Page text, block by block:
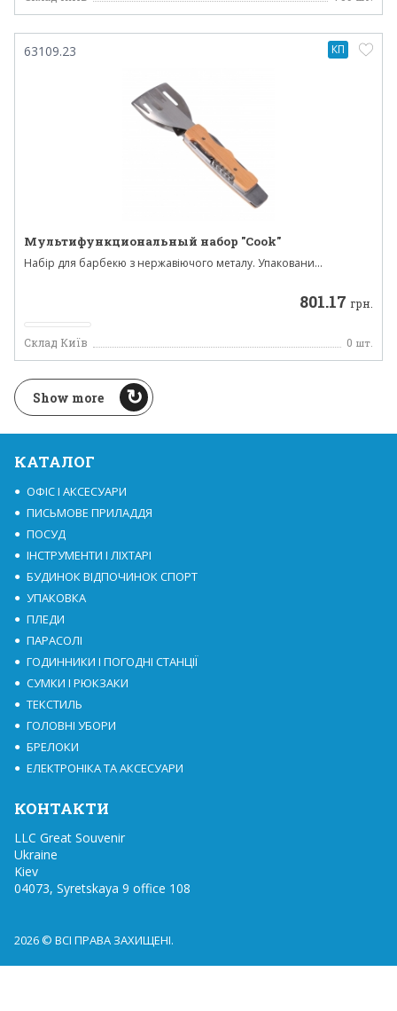
63109.23
Мультифункциональный набор "Сook"
Набір для барбекю з нержавіючого металу. Упаковани...
801.17 грн.
Склад Київ 0 шт.
КП
Show more
КАТАЛОГ
ОФІС І АКСЕСУАРИ
ПИСЬМОВЕ ПРИЛАДДЯ
ПОСУД
ІНСТРУМЕНТИ І ЛІХТАРІ
БУДИНОК ВІДПОЧИНОК СПОРТ
УПАКОВКА
ПЛЕДИ
ПАРАСОЛІ
ГОДИННИКИ І ПОГОДНІ СТАНЦІЇ
СУМКИ І РЮКЗАКИ
ТЕКСТИЛЬ
ГОЛОВНІ УБОРИ
БРЕЛОКИ
ЕЛЕКТРОНІКА ТА АКСЕСУАРИ
КОНТАКТИ
LLC Great Souvenir
Ukraine
Kiev
04073, Syretskaya 9 office 108
2026 © ВСІ ПРАВА ЗАХИЩЕНІ.